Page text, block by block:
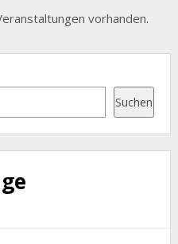
vorhanden.
Suchen